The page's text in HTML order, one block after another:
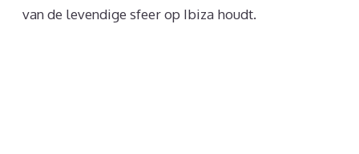
van de levendige sfeer op Ibiza houdt.